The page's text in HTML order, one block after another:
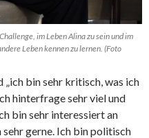
im Leben Alina zu sein und im
Leben kennen zu lernen. (Foto
bin sehr kritisch, was ich
hinterfrage sehr viel und
bin sehr interessiert an
gerne. Ich bin politisch